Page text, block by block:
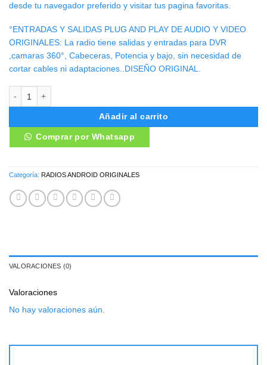
desde tu navegador preferido y visitar tus pagina favoritas.
°ENTRADAS Y SALIDAS PLUG AND PLAY DE AUDIO Y VIDEO
ORIGINALES: La radio tiene salidas y entradas para DVR
,camaras 360°, Cabeceras, Potencia y bajo, sin necesidad de
cortar cables ni adaptaciones..DISEÑO ORIGINAL.
Añadir al carrito
Comprar por Whatsapp
Categoría: RADIOS ANDROID ORIGINALES
VALORACIONES (0)
Valoraciones
No hay valoraciones aún.